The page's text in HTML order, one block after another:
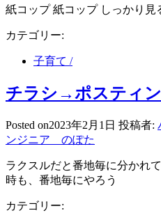
紙コップ 紙コップ しっかり見
カテゴリー:
子育て /
チラシ→ポスティ
Posted on2023年2月1日 投稿者:
ンジニア のぽた
ラクスルだと番地毎に分かれ
時も、番地毎にやろう
カテゴリー: